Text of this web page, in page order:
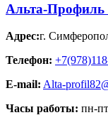
Альта-
Адрес:г.
Телефон:
E-mail: Alta-
Часы работы: пн-